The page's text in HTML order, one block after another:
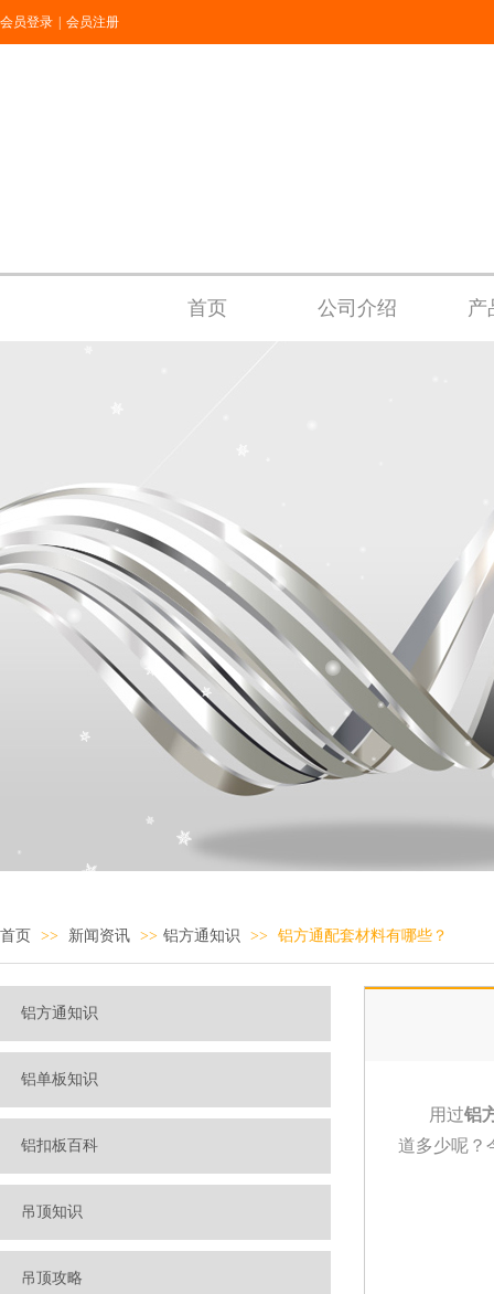
会员登录 会员注册
首页 公司介绍 产
首页 >> 新闻资讯 >> 铝方通知识 >> 铝方通配套材料有哪些？
铝方通知识
铝单板知识
铝扣板百科
吊顶知识
吊顶攻略
用过铝
道多少呢？